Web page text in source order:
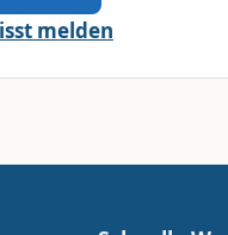
melden